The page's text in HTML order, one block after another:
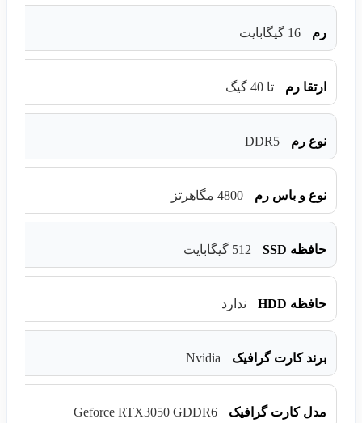
رم 16 گیگابایت
ارتقا رم تا 40 گیگ
نوع رم DDR5
نوع و باس رم 4800 مگاهرتز
حافظه SSD 512 گیگابایت
حافظه HDD ندارد
برند کارت گرافیک Nvidia
مدل کارت گرافیک Geforce RTX3050 GDDR6